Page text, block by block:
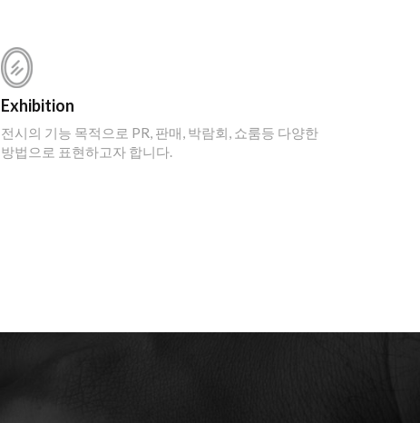
Exhibition
전시의 기능 목적으로 PR, 판매, 박람회, 쇼룸등 다양한
방법으로 표현하고자 합니다.